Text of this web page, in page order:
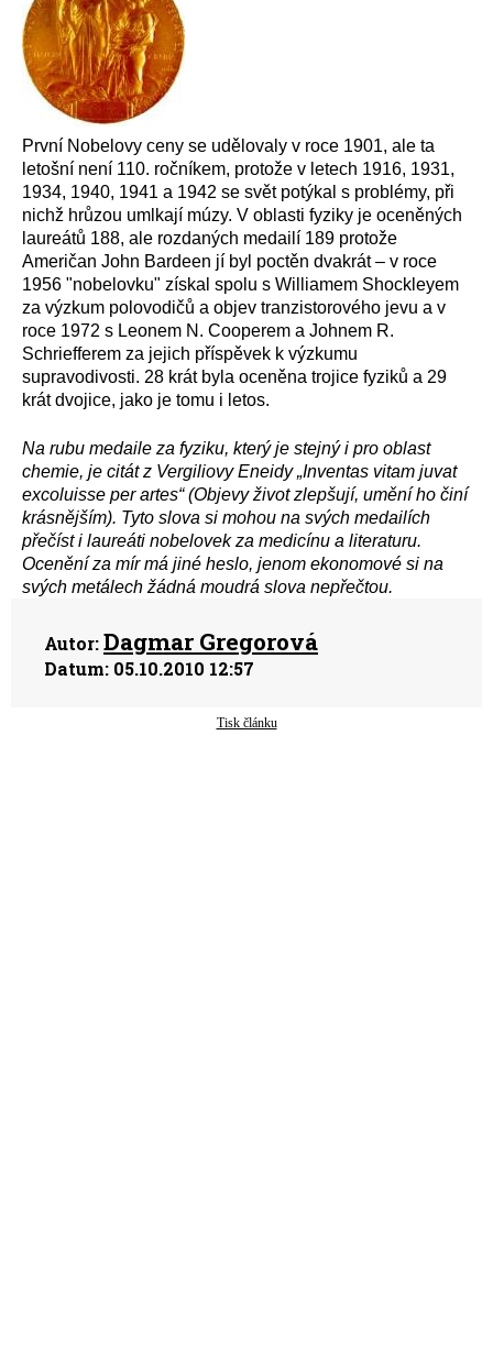
První Nobelovy ceny se udělovaly v roce 1901, ale ta
letošní není 110. ročníkem, protože v letech 1916, 1931,
1934, 1940, 1941 a 1942 se svět potýkal s problémy, při
nichž hrůzou umlkají múzy. V oblasti fyziky je oceněných
laureátů 188, ale rozdaných medailí 189 protože
Američan John Bardeen jí byl poctěn dvakrát – v roce
1956 "nobelovku" získal spolu s Williamem Shockleyem
za výzkum polovodičů a objev tranzistorového jevu a v
roce 1972 s Leonem N. Cooperem a Johnem R.
Schriefferem za jejich příspěvek k výzkumu
supravodivosti. 28 krát byla oceněna trojice fyziků a 29
krát dvojice, jako je tomu i letos.
Na rubu medaile za fyziku, který je stejný i pro oblast
chemie, je citát z Vergiliovy Eneidy „Inventas vitam juvat
excoluisse per artes“ (Objevy život zlepšují, umění ho činí
krásnějším). Tyto slova si mohou na svých medailích
přečíst i laureáti nobelovek za medicínu a literaturu.
Ocenění za mír má jiné heslo, jenom ekonomové si na
svých metálech žádná moudrá slova nepřečtou.
Autor:Dagmar Gregorová
Datum: 05.10.2010 12:57
Tisk článku